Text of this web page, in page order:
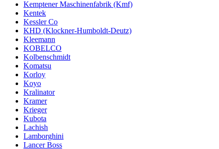
Kemptener Maschinenfabrik (Kmf)
Kentek
Kessler Co
KHD (Klockner-Humboldt-Deutz)
Kleemann
KOBELCO
Kolbenschmidt
Komatsu
Korloy
Koyo
Kralinator
Kramer
Krieger
Kubota
Lachish
Lamborghini
Lancer Boss